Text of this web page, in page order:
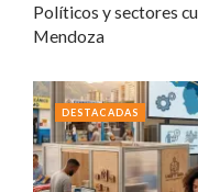
Políticos y sectores
Mendoza
DESTACADAS